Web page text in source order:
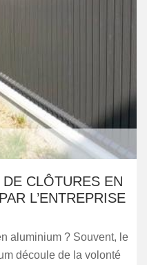
CLÔTURES EN
L’ENTREPRISE
aluminium ? Souvent, le
découle de la volonté